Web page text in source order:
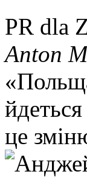
PR dla
Anton
це